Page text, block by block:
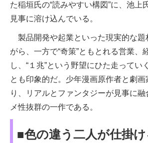
た稲垣氏の“読みやすい構図”に、池上
見事に溶け込んでいる。
製品開発や起業といった現実的な題
がら、一方で“奇策”ともとれる営業、
し、“１兆”という野望にひた走ってい
とも印象的だ。少年漫画原作者と劇画
り、リアルとファンタジーが見事に
メ性抜群の一作である。
■色の違う二人が仕掛